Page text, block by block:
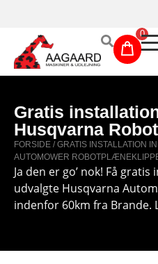
0
Have- og parkmaskiner
Sikkerhed og tilbehør
Depotrum
Værksted
Gratis
Husqvarna
FORSIDE / GRATIS INSTALLATION
AUTOMOWER
Ja den er go’ nok! Få
udvalgte Husqvarna
indenfor 60km fra Brande.